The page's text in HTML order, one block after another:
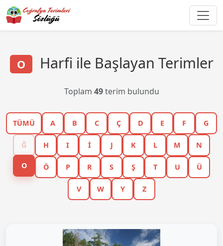
O Harfi ile Başlayan Terimler
Toplam 49terim bulundu
TÜMÜ A B C Ç D E F G
Ğ H I İ J K L M N
O Ö P R S Ş T U Ü
V W Y Z